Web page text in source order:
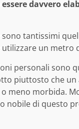
davvero
sono tantissimi
un metro
personali sono
piuttosto che
meno morbida.
nobile di questo